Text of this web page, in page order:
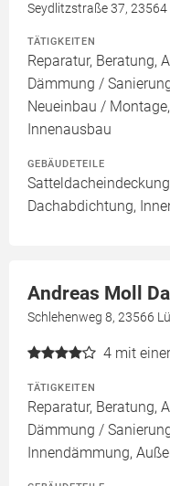
Seydlitzstraße 37,
TÄTIGKEITEN
Reparatur, Beratung,
Dämmung /
Neueinbau /
Innenausbau
GEBÄUDETEILE
Dachabdichtung,
Andreas Moll
Schlehenweg 8, 23566
4 mit
TÄTIGKEITEN
Reparatur, Beratung,
Dämmung /
Innendämmung,